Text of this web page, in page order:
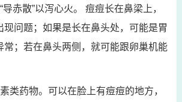
导赤散”以泻心火。 痘痘长在鼻梁上，
现问题；如果是长在鼻头处，可能是胃
常；若在鼻头两侧，就可能跟卵巢机能
类药物。可以在脸上有痘痘的地方，